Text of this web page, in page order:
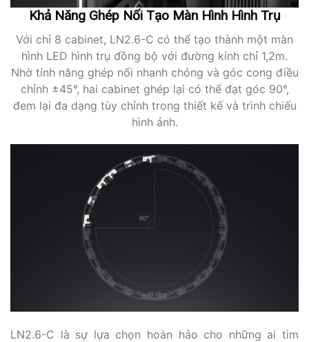
Khả Năng Ghép Nối Tạo Màn Hình Hình Trụ
Với chỉ 8 cabinet, LN2.6-C có thể tạo thành một màn
hình LED hình trụ đồng bộ với đường kính chỉ 1,2m.
Nhờ tính năng ghép nối nhanh chóng và góc cong điều
chỉnh ±45°, hai cabinet ghép lại có thể đạt góc 90°,
đem lại đa dạng tùy chỉnh trong thiết kế và trình chiếu
hình ảnh.
LN2.6-C là sự lựa chọn hoàn hảo cho những ai tìm